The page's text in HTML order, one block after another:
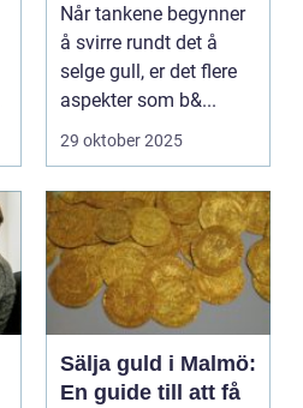
Når tankene begynner
å svirre rundt det å
selge gull, er det flere
aspekter som b&...
29 oktober 2025
Sälja guld i Malmö:
En guide till att få